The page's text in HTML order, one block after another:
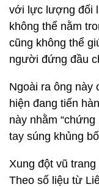
với lực lượng đối
không thể nằm
cũng không thể
người đứng đầu
Ngoài ra ông này
hiện đang tiến
này nhằm
tay súng khủng
Xung đột vũ
Theo số liệu từ